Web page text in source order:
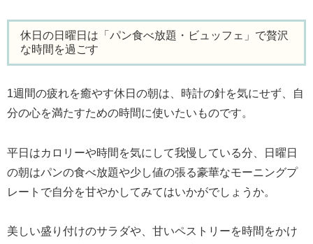
休日の日曜日は「パン食べ放題・ビュッフェ」で贅沢
な時間を過ごす
1週間の疲れを癒やす休日の朝は、時計の針を気にせず、自
分の心を満たすための時間に使いたいものです。
平日はカロリーや時間を気にして我慢している分、日曜日
の朝はパンの食べ放題や少し値の張る豪華なモーニングプ
レートで自分を甘やかしてみてはいかがでしょうか。
美しい盛り付けのサラダや、甘いペストリーを時間をかけ